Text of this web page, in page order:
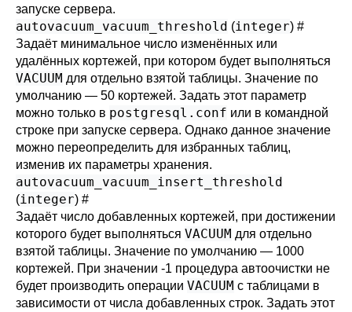
запуске сервера.
autovacuum_vacuum_threshold (integer) #
Задаёт минимальное число изменённых или
удалённых кортежей, при котором будет выполняться
VACUUM для отдельно взятой таблицы. Значение по
умолчанию — 50 кортежей. Задать этот параметр
можно только в postgresql.conf или в командной
строке при запуске сервера. Однако данное значение
можно переопределить для избранных таблиц,
изменив их параметры хранения.
autovacuum_vacuum_insert_threshold
(integer) #
Задаёт число добавленных кортежей, при достижении
которого будет выполняться VACUUM для отдельно
взятой таблицы. Значение по умолчанию — 1000
кортежей. При значении -1 процедура автоочистки не
будет производить операции VACUUM с таблицами в
зависимости от числа добавленных строк. Задать этот